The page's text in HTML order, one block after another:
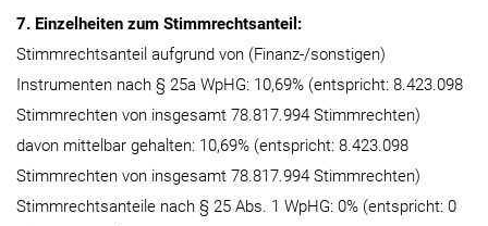
7. Einzelheiten zum Stimmrechtsanteil:
Stimmrechtsanteil aufgrund von (Finanz-/sonstigen)
Instrumenten nach § 25a WpHG: 10,69% (entspricht: 8.423.098
Stimmrechten von insgesamt 78.817.994 Stimmrechten)
davon mittelbar gehalten: 10,69% (entspricht: 8.423.098
Stimmrechten von insgesamt 78.817.994 Stimmrechten)
Stimmrechtsanteile nach § 25 Abs. 1 WpHG: 0% (entspricht: 0